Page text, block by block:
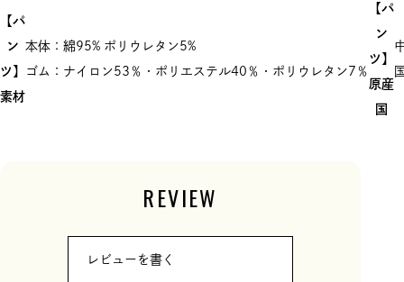
【パ
ン
ツ】
素材
本体：綿95% ポリウレタン5%
ゴム：ナイロン53％・ポリエステル40％・ポリウレタン7％
【パ
ン
ツ】
原産
国
REVIEW
レビューを書く